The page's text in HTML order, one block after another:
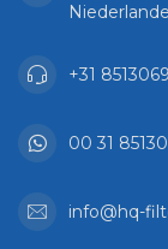
Niederlande
+31
00 31
info@hq-